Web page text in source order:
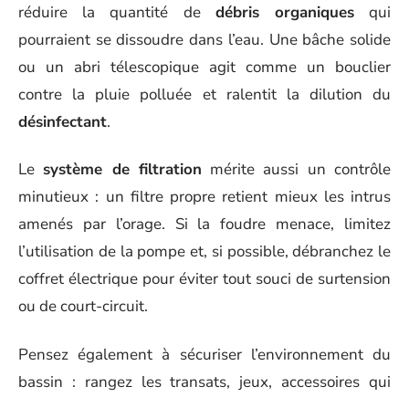
réduire la quantité de débris organiquesqui
pourraient se dissoudre dans l’eau. Une bâche solide
ou un abri télescopique agit comme un bouclier
contre la pluie polluée et ralentit la dilution du
désinfectant.
Le système de filtration mérite aussi un contrôle
minutieux : un filtre propre retient mieux les intrus
amenés par l’orage. Si la foudre menace, limitez
l’utilisation de la pompe et, si possible, débranchez le
coffret électrique pour éviter tout souci de surtension
ou de court-circuit.
Pensez également à sécuriser l’environnement du
bassin : rangez les transats, jeux, accessoires qui